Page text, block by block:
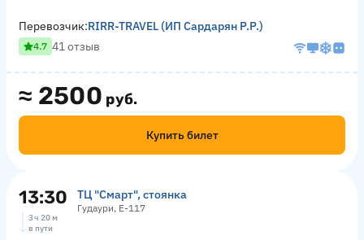
≈ 2500 руб.
Купить билет
Перевозчик:RIRR-TRAVEL (ИП Сардарян Р.Р.)
4.7 41 отзыв
13:30 ТЦ "Смарт", стоянка
Гудаури, Е-117
3 ч 20 м
в пути